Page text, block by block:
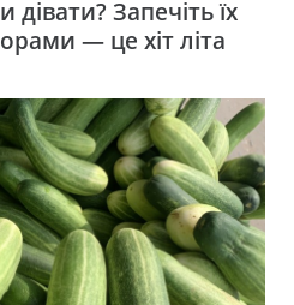
Запечіть їх
— це хіт літа